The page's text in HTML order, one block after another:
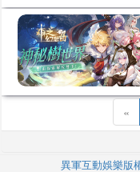
«
異軍互動娛樂版